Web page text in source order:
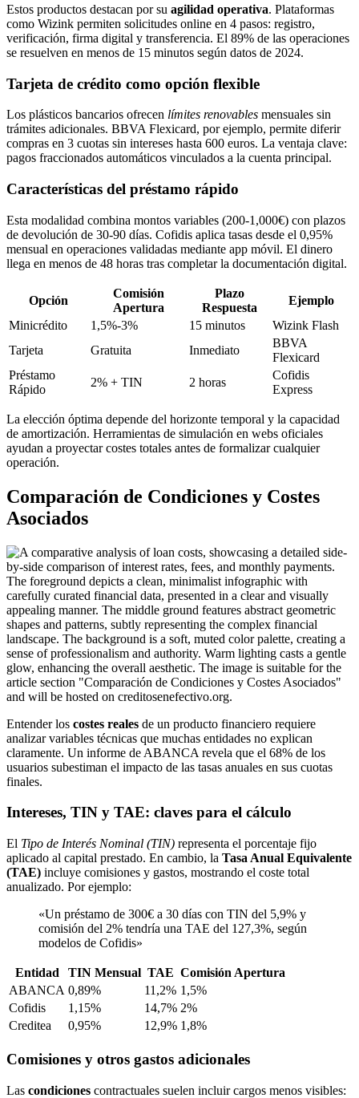
Estos productos destacan por su agilidad operativa. Plataformas
como Wizink permiten solicitudes online en 4 pasos: registro,
verificación, firma digital y transferencia. El 89% de las operaciones
se resuelven en menos de 15 minutos según datos de 2024.
Tarjeta de crédito como opción flexible
Los plásticos bancarios ofrecen límites renovables mensuales sin
trámites adicionales. BBVA Flexicard, por ejemplo, permite diferir
compras en 3 cuotas sin intereses hasta 600 euros. La ventaja clave:
pagos fraccionados automáticos vinculados a la cuenta principal.
Características del préstamo rápido
Esta modalidad combina montos variables (200-1,000€) con plazos
de devolución de 30-90 días. Cofidis aplica tasas desde el 0,95%
mensual en operaciones validadas mediante app móvil. El dinero
llega en menos de 48 horas tras completar la documentación digital.
Opción
Comisión
Apertura
Plazo
Respuesta
Ejemplo
Minicrédito
1,5%-3% 15 minutos
Wizink Flash
Tarjeta
Gratuita Inmediato
BBVA
Flexicard
Préstamo
Rápido
2% + TIN 2 horas
Cofidis
Express
La elección óptima depende del horizonte temporal y la capacidad
de amortización. Herramientas de simulación en webs oficiales
ayudan a proyectar costes totales antes de formalizar cualquier
operación.
Comparación de Condiciones y Costes
Asociados
Entender los costes reales de un producto financiero requiere
analizar variables técnicas que muchas entidades no explican
claramente. Un informe de ABANCA revela que el 68% de los
usuarios subestiman el impacto de las tasas anuales en sus cuotas
finales.
Intereses, TIN y TAE: claves para el cálculo
El Tipo de Interés Nominal (TIN) representa el porcentaje fijo
aplicado al capital prestado. En cambio, la Tasa Anual Equivalente
(TAE) incluye comisiones y gastos, mostrando el coste total
anualizado. Por ejemplo:
«Un préstamo de 300€ a 30 días con TIN del 5,9% y
comisión del 2% tendría una TAE del 127,3%, según
modelos de Cofidis»
Entidad TIN Mensual TAE Comisión Apertura
ABANCA 0,89% 11,2% 1,5%
Cofidis
1,15% 14,7% 2%
Creditea
0,95% 12,9% 1,8%
Comisiones y otros gastos adicionales
Las condiciones contractuales suelen incluir cargos menos visibles: